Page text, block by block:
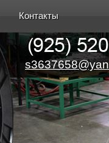
Контакты